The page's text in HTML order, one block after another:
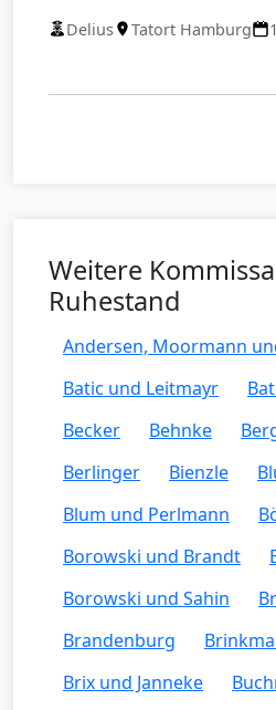
Delius Tatort Hamburg
Weitere
Ruhestand
Andersen, Moormann
Batic und Leitmayr
Becker
Behnke
Berlinger
Bienzle
Blum und Perlmann
Borowski und Brandt
Borowski und Sahin
Brandenburg
Brix und Janneke